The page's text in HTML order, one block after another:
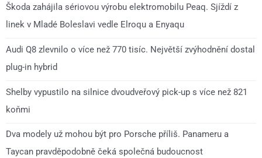
Škoda zahájila sériovou výrobu elektromobilu Peaq. Sjíždí z
linek v Mladé Boleslavi vedle Elroqu a Enyaqu
Audi Q8 zlevnilo o více než 770 tisíc. Největší zvýhodnění dostal
plug-in hybrid
Shelby vypustilo na silnice dvoudveřový pick-up s více než 821
koňmi
Dva modely už mohou být pro Porsche příliš. Panameru a
Taycan pravděpodobně čeká společná budoucnost